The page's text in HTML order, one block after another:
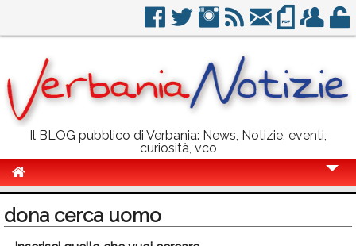
Il BLOG pubblico di Verbania: News, Notizie, eventi,
curiosità, vco
Politica
dona cerca uomo